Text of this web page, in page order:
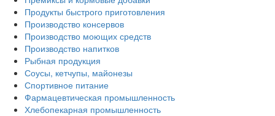
Продукты быстрого приготовления
Производство консервов
Производство моющих средств
Производство напитков
Рыбная продукция
Соусы, кетчупы, майонезы
Спортивное питание
Фармацевтическая промышленность
Хлебопекарная промышленность